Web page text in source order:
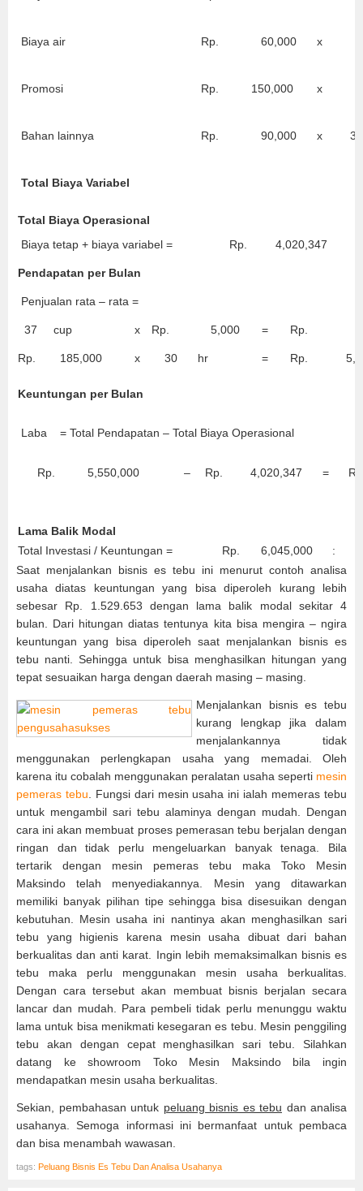
Biaya air Rp. 60,000 x
Promosi Rp. 150,000 x
Bahan lainnya Rp. 90,000 x 30
Total Biaya Variabel
Total Biaya Operasional
Biaya tetap + biaya variabel =
Rp. 4,020,347
Pendapatan per Bulan
Penjualan rata – rata =
37 cup x Rp. 5,000 = Rp.
Rp. 185,000 x 30 hr = Rp.
Keuntungan per Bulan
Laba = Total Pendapatan – Total Biaya Operasional
Rp. 5,550,000 – Rp. 4,020,347 =
Lama Balik Modal
Total Investasi / Keuntungan =
Rp. 6,045,000 :
Saat menjalankan bisnis es tebu ini menurut contoh analisa
usaha diatas keuntungan yang bisa diperoleh kurang lebih
sebesar Rp. 1.529.653 dengan lama balik modal sekitar 4
bulan. Dari hitungan diatas tentunya kita bisa mengira – ngira
keuntungan yang bisa diperoleh saat menjalankan bisnis es
tebu nanti. Sehingga untuk bisa menghasilkan hitungan yang
tepat sesuaikan harga dengan daerah masing – masing.
Menjalankan bisnis es tebu
kurang lengkap jika dalam
menjalankannya tidak
menggunakan perlengkapan usaha yang memadai. Oleh
karena itu cobalah menggunakan peralatan usaha seperti mesin
pemeras tebu . Fungsi dari mesin usaha ini ialah memeras tebu
untuk mengambil sari tebu alaminya dengan mudah. Dengan
cara ini akan membuat proses pemerasan tebu berjalan dengan
ringan dan tidak perlu mengeluarkan banyak tenaga. Bila
tertarik dengan mesin pemeras tebu maka Toko Mesin
Maksindo telah menyediakannya. Mesin yang ditawarkan
memiliki banyak pilihan tipe sehingga bisa disesuikan dengan
kebutuhan. Mesin usaha ini nantinya akan menghasilkan sari
tebu yang higienis karena mesin usaha dibuat dari bahan
berkualitas dan anti karat. Ingin lebih memaksimalkan bisnis es
tebu maka perlu menggunakan mesin usaha berkualitas.
Dengan cara tersebut akan membuat bisnis berjalan secara
lancar dan mudah. Para pembeli tidak perlu menunggu waktu
lama untuk bisa menikmati kesegaran es tebu. Mesin penggiling
tebu akan dengan cepat menghasilkan sari tebu. Silahkan
datang ke showroom Toko Mesin Maksindo bila ingin
mendapatkan mesin usaha berkualitas.
Sekian, pembahasan untuk peluang bisnis es tebu dan analisa
usahanya. Semoga informasi ini bermanfaat untuk pembaca
dan bisa menambah wawasan.
tags: Peluang Bisnis Es Tebu Dan Analisa Usahanya